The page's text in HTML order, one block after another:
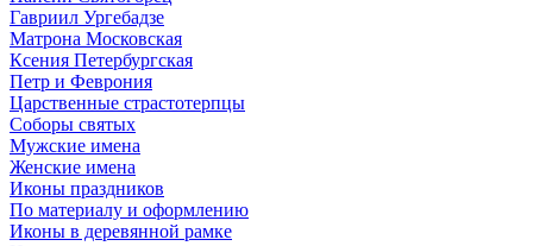
Гавриил Ургебадзе
Матрона Московская
Ксения Петербургская
Петр и Феврония
Царственные страстотерпцы
Соборы святых
Мужские имена
Женские имена
Иконы праздников
По материалу и оформлению
Иконы в деревянной рамке